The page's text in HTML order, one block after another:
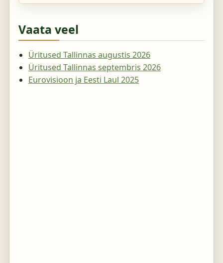
Vaata veel
Üritused Tallinnas augustis 2026
Üritused Tallinnas septembris 2026
Eurovisioon ja Eesti Laul 2025